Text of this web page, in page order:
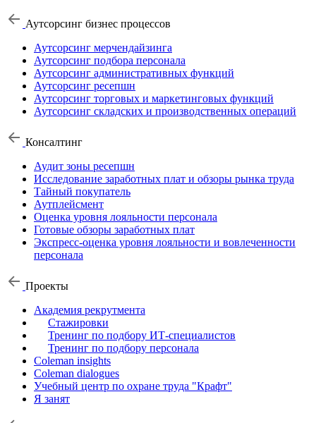
Аутсорсинг бизнес процессов
Аутсорсинг мерчендайзинга
Аутсорсинг подбора персонала
Аутсорсинг административных функций
Аутсорсинг ресепшн
Аутсорсинг торговых и маркетинговых функций
Аутсорсинг складских и производственных операций
Консалтинг
Аудит зоны ресепшн
Исследование заработных плат и обзоры рынка труда
Тайный покупатель
Аутплейсмент
Оценка уровня лояльности персонала
Готовые обзоры заработных плат
Экспресс-оценка уровня лояльности и вовлеченности
персонала
Проекты
Академия рекрутмента
Стажировки
Тренинг по подбору ИТ-специалистов
Тренинг по подбору персонала
Coleman insights
Coleman dialogues
Учебный центр по охране труда "Крафт"
Я занят